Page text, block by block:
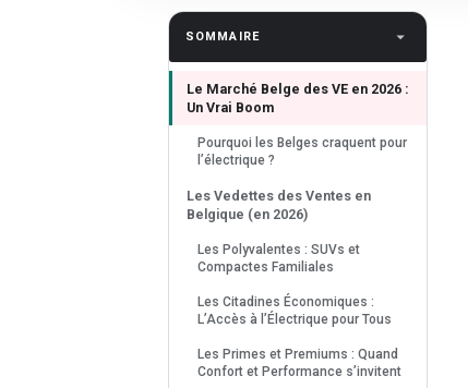
SOMMAIRE
Le Marché Belge des VE en 2026 :
Un Vrai Boom
Pourquoi les Belges craquent pour
l’électrique ?
Les Vedettes des Ventes en
Belgique (en 2026)
Les Polyvalentes : SUVs et
Compactes Familiales
Les Citadines Économiques :
L’Accès à l’Électrique pour Tous
Les Primes et Premiums : Quand
Confort et Performance s’invitent